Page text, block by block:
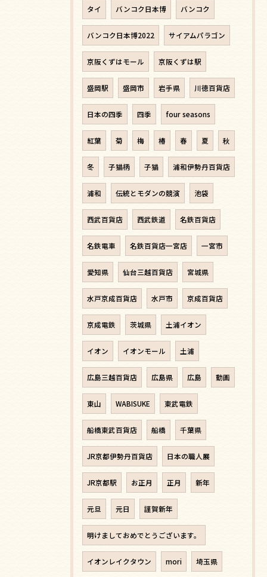
タイ バンコク日本博 バンコク
バンコク日本博2022 サイアムパラゴン
京阪くずはモール 京阪くずは駅
盛岡駅 盛岡市 岩手県 川徳百貨店
日本の四季 四季 four seasons
紅葉 菊 梅 椿 春 夏 秋
冬 子猫柄 子猫 浦和伊勢丹百貨店
浦和 伝統とモダンの競演 池袋
西武百貨店 西武鉄道 名鉄百貨店
名鉄電車 名鉄百貨店一宮店 一宮市
愛知県 仙台三越百貨店 宮城県
水戸京成百貨店 水戸市 京成百貨店
京成電鉄 茨城県 土浦イオン
イオン イオンモール 土浦
広島三越百貨店 広島県 広島 動画
東山 WABISUKE 東武電鉄
船橋東武百貨店 船橋 千葉県
JR京都伊勢丹百貨店 日本の職人展
JR京都駅 お正月 正月 新年
元旦 元日 謹賀新年
明けましておめでとうございます。
イオンレイクタウン mori 埼玉県